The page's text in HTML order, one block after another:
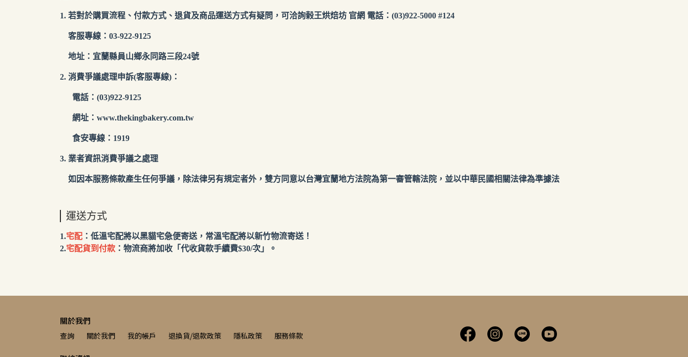
1. 若對於購買流程、付款方式、退貨及商品運送方式有疑問，可洽詢榖王烘焙坊 官網 電話：(03)922-5000 #124
客服專線：03-922-9125
地址：宜蘭縣員山鄉永同路三段24號
2. 消費爭議處理申訴(客服專線)：
電話：(03)922-9125
網址： www.thekingbakery.com.tw
食安專線：1919
3. 業者資訊消費爭議之處理
如因本服務條款產生任何爭議，除法律另有規定者外，雙方同意以台灣宜蘭地方法院為第一審管轄法院，並以中華民國相關法律為準據法
運送方式
1.宅配 ：低溫宅配將以黑貓宅急便寄送，常溫宅配將以新竹物流寄送！
2.宅配貨到付款 ：物流商將加收「代收貨款手續費$30/次」。
關於我們
查詢 關於我們 我的帳戶 退換貨/退款政策 隱私政策 服務條款